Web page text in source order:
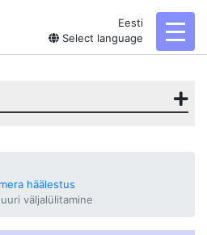
Eesti
Select language
häälestus
väljalülitamine